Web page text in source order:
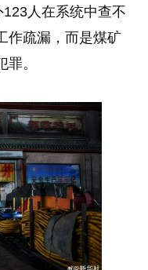
人在系统中查不
作疏漏，而是煤矿
。